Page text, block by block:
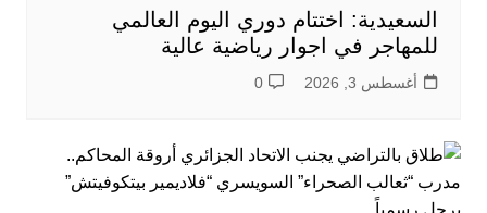
السعيدية: اختتام دوري اليوم العالمي
للمهاجر في اجوار رياضية عالية
أغسطس 3, 2026 0